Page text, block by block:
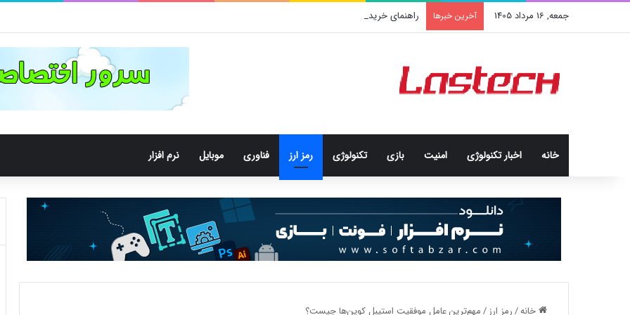
جمعه, 16 مرداد 1405 آخرین خبرها راهنمای خرید سرور اختصاصی | آموزش جامع قدم به قدم
خانه اخبار تکنولوژی امنيت بازی تکنولوژی رمز ارز فناوری موبایل نرم افزار
خانه/رمز ارز/مهم‌ترین عامل موفقیت استیبل کوین‌ها چیست؟